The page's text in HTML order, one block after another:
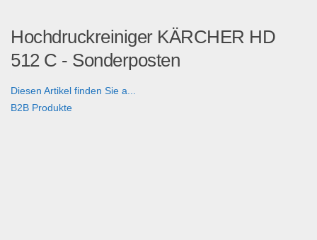
Hochdruckreiniger KÄRCHER HD
512 C - Sonderposten
Diesen Artikel finden Sie a...
B2B Produkte